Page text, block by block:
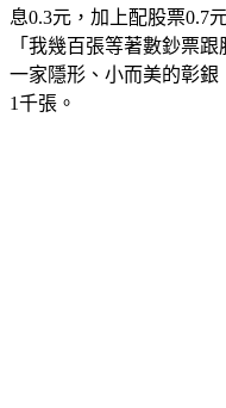
息0.3元，加上配股票0.7
「我幾百張等著數鈔票
一家隱形、小而美的彰銀
1千張。